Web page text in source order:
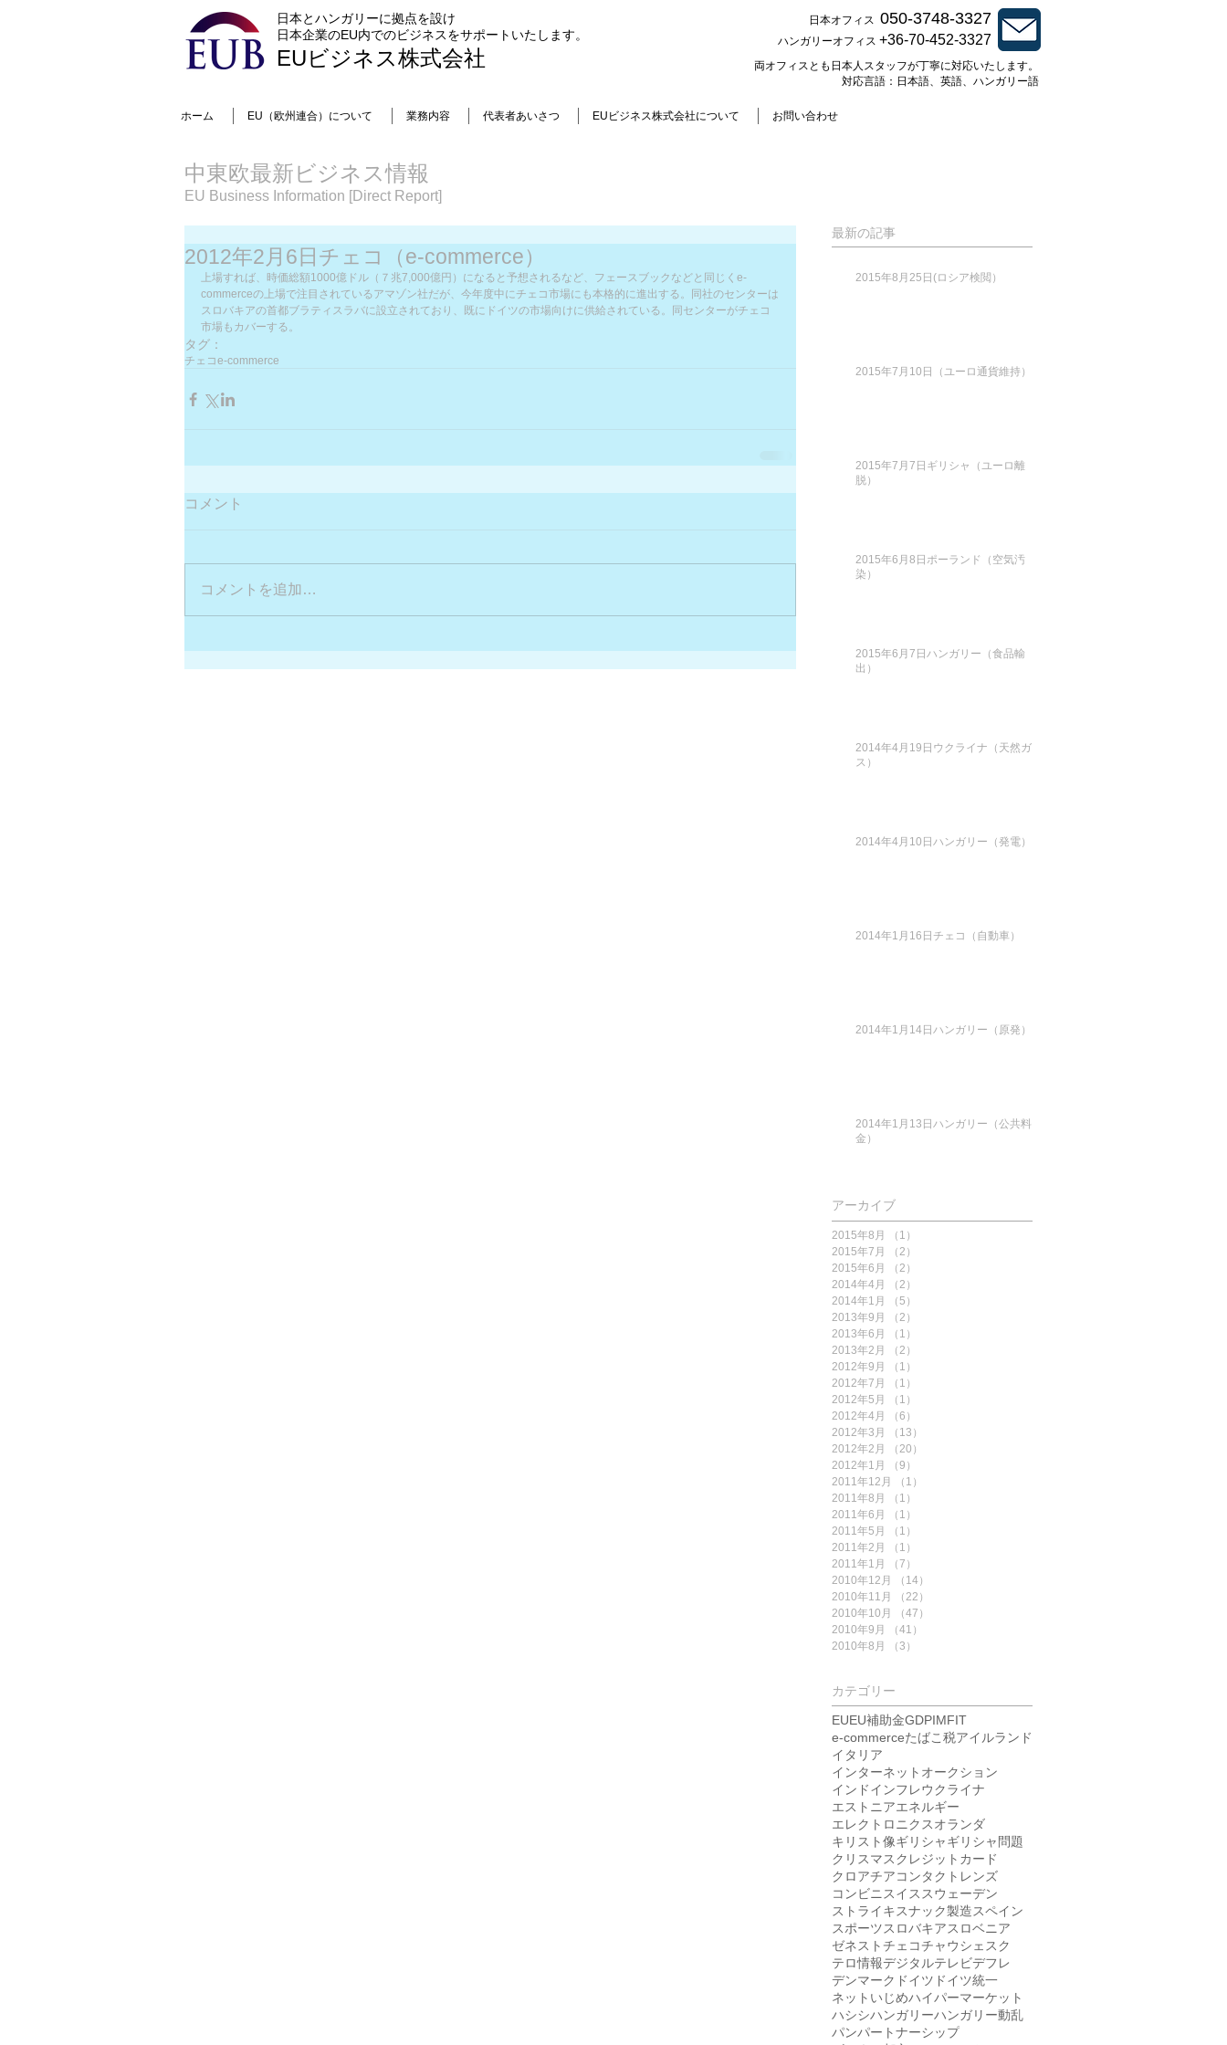
日本とハンガリーに拠点を設け
日本企業のEU内でのビジネスをサポートいたします。
EUビジネス株式会社
日本オフィス 050-3748-3327
ハンガリーオフィス +36-70-452-3327
両オフィスとも日本人スタッフが丁寧に対応いたします。
対応言語：日本語、英語、ハンガリー語
ホーム EU（欧州連合）について 業務内容 代表者あいさつ EUビジネス株式会社について お問い合わせ
中東欧最新ビジネス情報
EU Business Information [Direct Report]
2012年2月6日チェコ（e-commerce）
上場すれば、時価総額1000億ドル（７兆7,000億円）になると予想されるなど、フェースブックなどと同じくe-
commerceの上場で注目されているアマゾン社だが、今年度中にチェコ市場にも本格的に進出する。同社のセンターは
スロバキアの首都ブラティスラバに設立されており、既にドイツの市場向けに供給されている。同センターがチェコ
市場もカバーする。
タグ：
チェコe-commerce
コメント
コメントを追加…
最新の記事
2015年8月25日(ロシア検閲）
2015年7月10日（ユーロ通貨維持）
2015年7月7日ギリシャ（ユーロ離
脱）
2015年6月8日ポーランド（空気汚
染）
2015年6月7日ハンガリー（食品輸
出）
2014年4月19日ウクライナ（天然ガ
ス）
2014年4月10日ハンガリー（発電）
2014年1月16日チェコ（自動車）
2014年1月14日ハンガリー（原発）
2014年1月13日ハンガリー（公共料
金）
アーカイブ
2015年8月 （1）
2015年7月
（2）
2015年6月
（2）
2014年4月
（2）
2014年1月
（5）
2013年9月
（2）
2013年6月
（1）
2013年2月
（2）
2012年9月
（1）
2012年7月
（1）
2012年5月
（1）
2012年4月
（6）
2012年3月
（13）
2012年2月
（20）
2012年1月
（9）
2011年12月
（1）
2011年8月
（1）
2011年6月
（1）
2011年5月
（1）
2011年2月
（1）
2011年1月
（7）
2010年12月
（14）
2010年11月
（22）
2010年10月
（47）
2010年9月
（41）
2010年8月
（3）
カテゴリー
EUEU補助金GDPIMFIT
e-commerceたばこ税アイルランド
イタリア
インターネットオークション
インドインフレウクライナ
エストニアエネルギー
エレクトロニクスオランダ
キリスト像ギリシャギリシャ問題
クリスマスクレジットカード
クロアチアコンタクトレンズ
コンビニ スイス スウェーデン
ストライキ スナック製造スペイン
スポーツスロバキアスロベニア
ゼネストチェコチャウシェスク
テロ情報デジタルテレビデフレ
デンマーク ドイツ ドイツ統一
ネットいじめハイパーマーケット
ハシシハンガリーハンガリー動乱
パンパートナーシップ